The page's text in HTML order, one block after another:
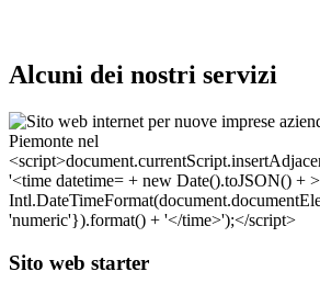
Alcuni dei nostri servizi
Sito web starter